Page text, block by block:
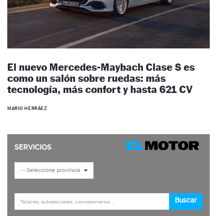
El nuevo Mercedes-Maybach Clase S es
como un salón sobre ruedas: más
tecnología, más confort y hasta 621 CV
MARIO HERRÁEZ